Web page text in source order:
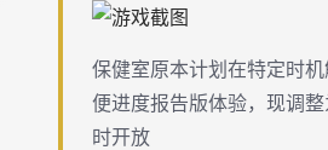
保健室原本计划在特定时
便进度报告版体验，现调
时开放